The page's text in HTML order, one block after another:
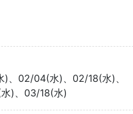
、02/04(水)、02/18(水)、
)、03/18(水)